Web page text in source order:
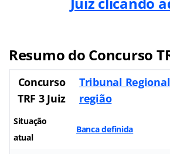
Resumo do Concurso
Concurso
TRF 3 Juiz
Tribunal
região
Situação
atual
Banca definida